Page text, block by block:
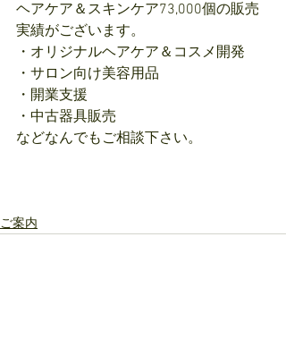
ヘアケア＆スキンケア73,000個の販売
実績がございます。
・オリジナルヘアケア＆コスメ開発
・サロン向け美容用品
・開業支援
・中古器具販売
などなんでもご相談下さい。
ご案内